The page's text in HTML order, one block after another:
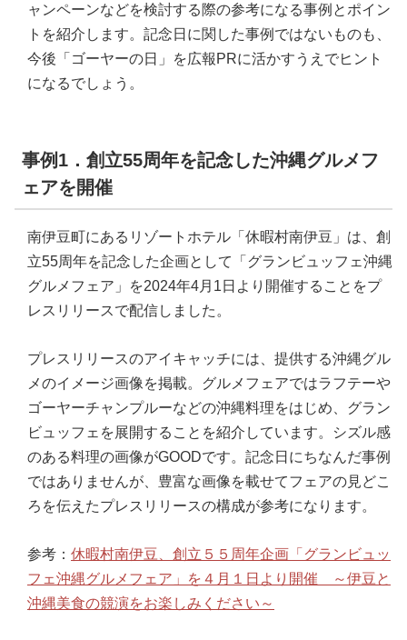
ャンペーンなどを検討する際の参考になる事例とポイン
トを紹介します。記念日に関した事例ではないものも、
今後「ゴーヤーの日」を広報PRに活かすうえでヒント
になるでしょう。
事例1．創立55周年を記念した沖縄グルメフ
ェアを開催
南伊豆町にあるリゾートホテル「休暇村南伊豆」は、創
立55周年を記念した企画として「グランビュッフェ沖縄
グルメフェア」を2024年4月1日より開催することをプ
レスリリースで配信しました。
プレスリリースのアイキャッチには、提供する沖縄グル
メのイメージ画像を掲載。グルメフェアではラフテーや
ゴーヤーチャンプルーなどの沖縄料理をはじめ、グラン
ビュッフェを展開することを紹介しています。シズル感
のある料理の画像がGOODです。記念日にちなんだ事例
ではありませんが、豊富な画像を載せてフェアの見どこ
ろを伝えたプレスリリースの構成が参考になります。
参考： 休暇村南伊豆、創立５５周年企画「グランビュッ
フェ沖縄グルメフェア」を４月１日より開催 ～伊豆と
沖縄美食の競演をお楽しみください～